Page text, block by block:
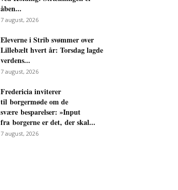
åben...
7 august, 2026
Eleverne i Strib svømmer over
Lillebælt hvert år: Torsdag lagde
verdens...
7 august, 2026
Fredericia inviterer
til borgermøde om de
svære besparelser: »Input
fra borgerne er det, der skal...
7 august, 2026